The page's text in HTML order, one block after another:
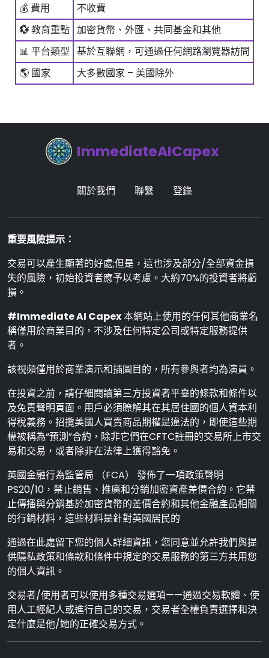
💰 費用
不收費
💱教育重點 加密貨幣、外匯、共同基金和其他
📊 平台類型 基於互聯網，可通過任何網路瀏覽器訪問
🌎 國家
大多數國家 – 美國除外
ImmediateAICapex
關於我們 聯繫 登錄
重要風險提示：
交易可以產生顯著的好處;但是，這也涉及部分/全部資金損
失的風險，初始投資者應予以考慮。大約70%的投資者將虧
損。
#Immediate AI Capex本網站上使用的任何其他商業名
稱僅用於商業目的，不涉及任何特定公司或特定服務提供
者。
該視頻僅用於商業演示和插圖目的，所有參與者均為演員。
在投資之前，請仔細閱讀第三方投資者平臺的條款和條件以
及免責聲明頁面。用戶必須瞭解其在其居住國的個人資本利
得稅義務。招攬美國人買賣商品期權是違法的，即使這些期
權被稱為“預測”合約，除非它們在CFTC註冊的交易所上市交
易和交易，或者除非在法律上獲得豁免。
英國金融行為監管局 （FCA） 發佈了一項政策聲明
PS20/10，禁止銷售、推廣和分銷加密資產差價合約。它禁
止傳播與分銷基於加密貨幣的差價合約和其他金融產品相關
的行銷材料，這些材料是針對英國居民的
通過在此處留下您的個人詳細資訊，您同意並允許我們與提
供隱私政策和條款和條件中規定的交易服務的第三方共用您
的個人資訊。
交易者/使用者可以使用多種交易選項——通過交易軟體、使
用人工經紀人或進行自己的交易，交易者全權負責選擇和決
定什麼是他/她的正確交易方式。